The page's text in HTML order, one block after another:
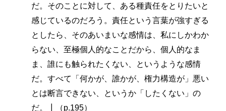
だ。そのことに対して、ある種責任をとりたいと
感じているのだろう。責任という言葉が強すぎる
としたら、そのあいまいな感情は、私にしかわか
らない、至極個人的なことだから、個人的なま
ま、誰にも触られたくない、というような感情
だ。すべて「何かが、誰かが、権力構造が」悪い
とは断言できない、というか「したくない」の
だ。┃（p.195）